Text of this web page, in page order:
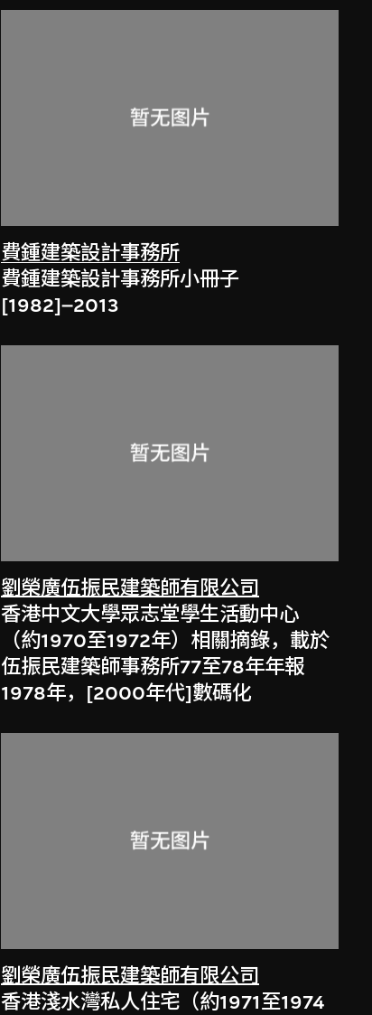
費鍾建築設計事務所
費鍾建築設計事務所小冊子
[1982]–2013
劉榮廣伍振民建築師有限公司
香港中文大學眾志堂學生活動中心
（約1970至1972年）相關摘錄，載於
伍振民建築師事務所77至78年年報
1978年，[2000年代]數碼化
劉榮廣伍振民建築師有限公司
香港淺水灣私人住宅（約1971至1974